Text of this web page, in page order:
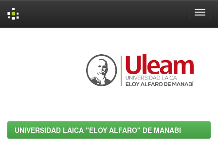
UNIVERSIDAD LAICA "ELOY ALFARO" DE MANABI